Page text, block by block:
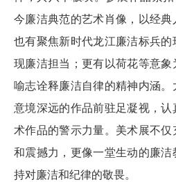
今廉洁典范的艺术肖像，以经典
也有聚焦新时代龙江廉洁标兵
现廉洁担当；更有以荷花等意
喻志诠释廉洁自律的精神内涵。
意境深远的作品前驻足凝视，
术作品的警示力量。美术展不
和震撼力，更像一堂生动的廉
持对廉洁和纪律的敬畏。